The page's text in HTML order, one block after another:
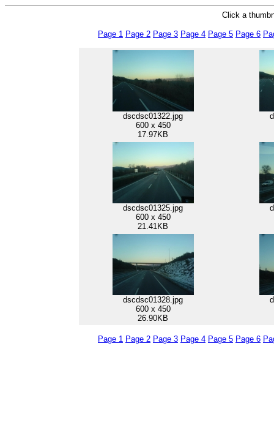
Click a
Page 1 Page 2 Page 3 Page 4 Page 5 Page 6
dscdsc01322.jpg
600 x 450
17.97KB
dscdsc01325.jpg
600 x 450
21.41KB
dscdsc01328.jpg
600 x 450
26.90KB
Page 1 Page 2 Page 3 Page 4 Page 5 Page 6